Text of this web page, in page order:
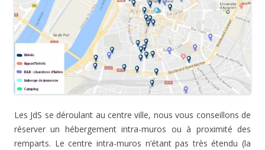
Les JdS se déroulant au centre ville, nous vous conseillons de
réserver un hébergement intra-muros ou à proximité des
remparts. Le centre intra-muros n’étant pas très étendu (la